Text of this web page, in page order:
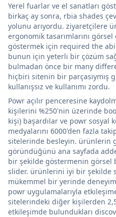
Yerel fuarlar ve el sanatları
birkaç ay sonra, rbia shades
yolunu arıyordu. ziyaretçilere
ergonomik tasarımlarını
göstermek için required the
bunun için yeterli bir çözüm
bulmadan önce bir many
hiçbiri sitenin bir parçasıymış
kullanışsız ve kullanımı zordu.
Powr açılır penceresine
kişilerini %250'nin üzerinde
kişi) başardılar ve powr sosyal
medyalarını 6000'den fazla
sitelerinde besleyin. ürünlerin
göründüğünü ana sayfada
bir şekilde göstermenin görsel
slider. ürünlerini iyi bir şekilde
mükemmel bir yerinde
powr uygulamalarıyla
sitelerindeki diğer kişilerden
etkileşimde bulundukları